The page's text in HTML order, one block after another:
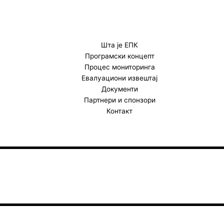
a
m
Шта је ЕПК
Програмски концепт
Процес мониторинга
Евалуациони извештај
Документи
Партнери и спонзори
Контакт